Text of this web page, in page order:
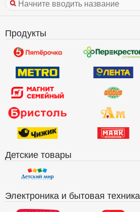
Продукты
Детские товары
Электроника и бытовая техника